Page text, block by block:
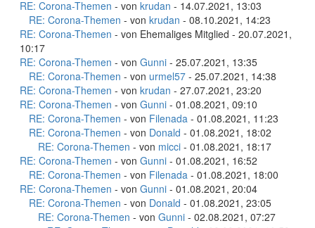
RE: Corona-Themen - von krudan - 14.07.2021, 13:03
RE: Corona-Themen - von krudan - 08.10.2021, 14:23
RE: Corona-Themen - von Ehemaliges Mitglied - 20.07.2021,
10:17
RE: Corona-Themen - von Gunni - 25.07.2021, 13:35
RE: Corona-Themen - von urmel57 - 25.07.2021, 14:38
RE: Corona-Themen - von krudan - 27.07.2021, 23:20
RE: Corona-Themen - von Gunni - 01.08.2021, 09:10
RE: Corona-Themen - von Filenada - 01.08.2021, 11:23
RE: Corona-Themen - von Donald - 01.08.2021, 18:02
RE: Corona-Themen - von micci - 01.08.2021, 18:17
RE: Corona-Themen - von Gunni - 01.08.2021, 16:52
RE: Corona-Themen - von Filenada - 01.08.2021, 18:00
RE: Corona-Themen - von Gunni - 01.08.2021, 20:04
RE: Corona-Themen - von Donald - 01.08.2021, 23:05
RE: Corona-Themen - von Gunni - 02.08.2021, 07:27